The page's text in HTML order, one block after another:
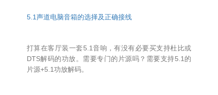
5.1声道电脑音箱的选择及正确接线
打算在客厅装一套5.1音响，有没有必要买支持杜比或
DTS解码的功放。需要专门的片源吗？需要支持5.1的
片源+5.1功放解码。